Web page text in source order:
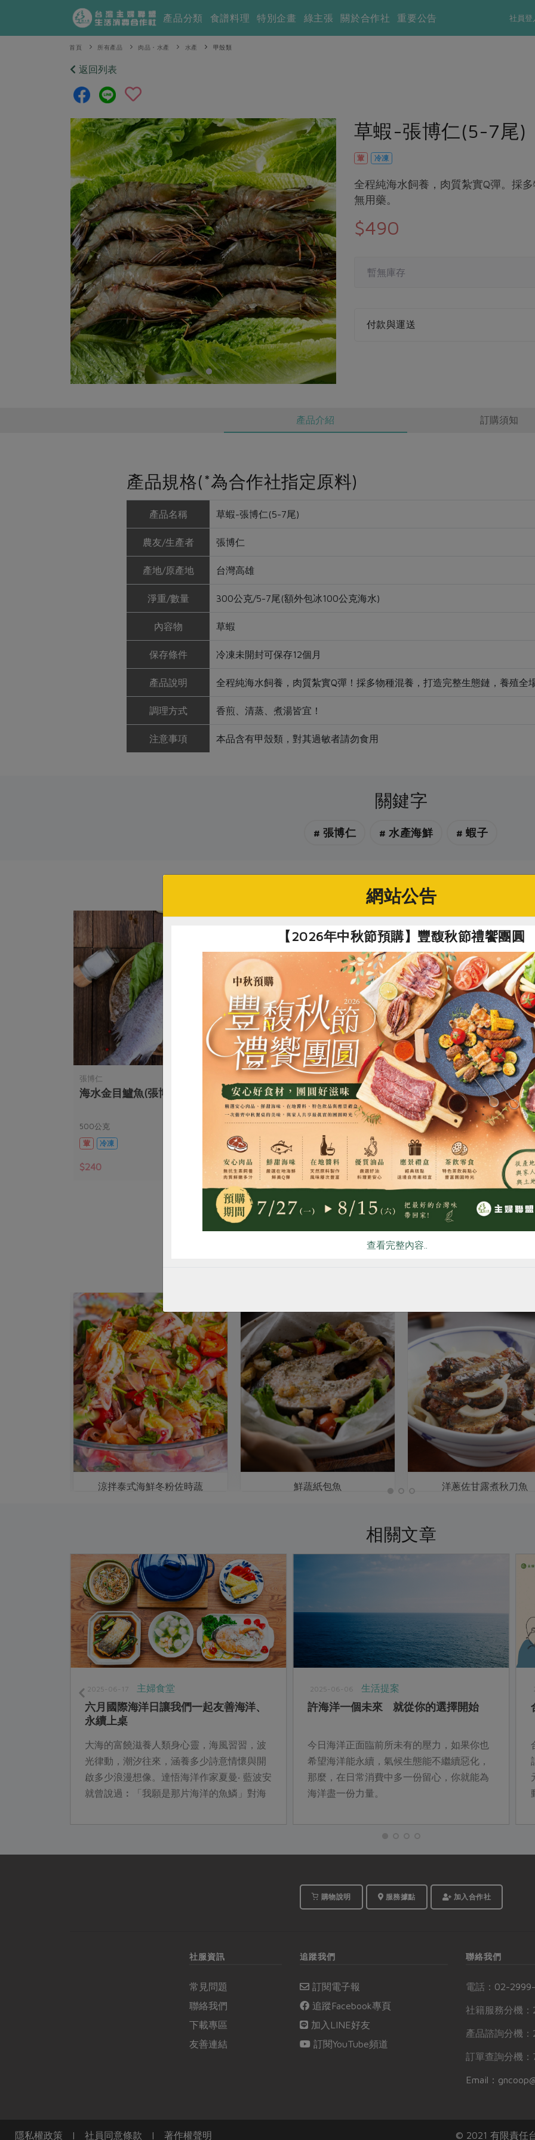
社員登
產品分類 食譜料理 特別企畫 綠主張 關於合作社 重要公告
首頁 所有產品 肉品・水產 水產 甲殼類
返回列表
草蝦-張博仁(5-7尾)
葷 冷凍
全程純海水飼養，肉質紮實Q彈。採
無用藥。
$490
暫無庫存
付款與運送
產品介紹 訂購須知
產品規格(*為合作社指定原料)
產品名稱 草蝦-張博仁(5-7尾)
農友/生產者 張博仁
產地/原產地 台灣高雄
淨重/數量 300公克/5-7尾(額外包冰100公克海水)
內容物 草蝦
保存條件 冷凍未開封可保存12個月
產品說明 全程純海水飼養，肉質紮實Q彈！採多物種混養，打造完整生態鏈，養殖全
調理方式 香煎、清蒸、煮湯皆宜！
注意事項 本品含有甲殼類，對其過敏者請勿食用
關鍵字
# 張博仁 # 水產海鮮 # 蝦子
你可能有興趣的產品
張博仁
海水金目鱸魚(張博仁)-500g
500公克
葷
冷凍
$240
海水金目鱸魚(張博仁)-300g
300公克
冷凍
$160
張博仁
海水金目鱸魚(張博仁)-
400公克
葷
冷凍
$200
看更多產品
涼拌泰式海鮮冬粉佐時蔬 鮮蔬紙包魚 洋蔥佐甘露煮秋刀魚
相關文章
2025-06-17 主婦食堂
六月國際海洋日讓我們一起友善海洋、
永續上桌
大海的富饒滋養人類身心靈，海風習習，波
光律動，潮汐往來，涵養多少詩意情懷與開
啟多少浪漫想像。達悟海洋作家夏曼‧ 藍波安
就曾說過︰「我願是那片海洋的魚鱗」對海
資源也並非不虞匱乏，永續環境才有未來。
2025-06-06 生活提案
許海洋一個未來 就從你的選擇開始
今日海洋正面臨前所未有的壓力，如果你也
希望海洋能永續，氣候生態能不繼續惡化，
那麼，在日常消費中多一份留心，你就能為
海洋盡一份力量。
購物說明 服務據點 加入合作社
社服資訊
常見問題
聯絡我們
下載專區
友善連結
追蹤我們
訂閱電子報
追蹤Facebook專頁
加入LINE好友
訂閱YouTube頻道
聯絡我們
電話： 02-
社籍服務分機：
產品諮詢分機：
訂單查詢分機
Email：
隱私權政策 | 社員同意條款 | 著作權聲明 © 2021 有限責任
惜食 RPET 食譜 減硝酸鹽 雞蛋 食安 共同
網站公告
【2026年中秋節預購】豐馥秋節禮饗團圓
查看完整內容..